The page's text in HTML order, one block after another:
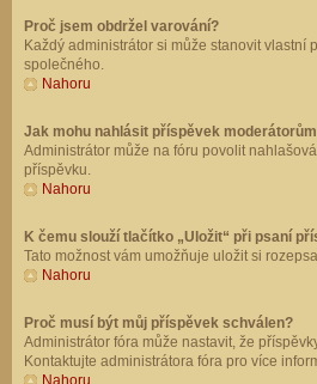
Proč jsem obdržel varování?
Každý administrátor si může stanovit
společného.
Nahoru
Jak mohu nahlásit příspěvek
Administrátor může na fóru povolit
příspěvku.
Nahoru
K čemu slouží tlačítko „Uložit“ při psaní
Tato možnost vám umožňuje uložit si
Nahoru
Proč musí být můj příspěvek schválen?
Administrátor fóra může nastavit, že
Kontaktujte administrátora fóra pro více
Nahoru